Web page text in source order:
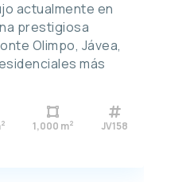
actualmente en
prestigiosa
Olimpo, Jávea,
más
2 1,000 m2 JV158